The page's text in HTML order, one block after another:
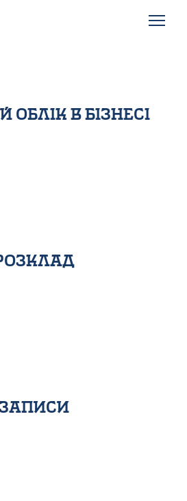
в бізнесі